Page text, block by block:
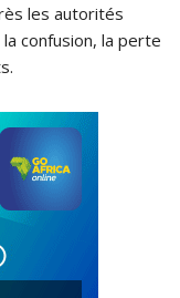
les autorités
confusion, la perte